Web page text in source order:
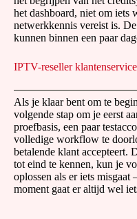
het dashboard, niet om iets
netwerkkennis vereist is.
kunnen binnen een paar
IPTV-reseller
Als je klaar bent om te
volgende stap om je eerst
proefbasis, een paar
volledige workflow te
betalende klant accepteert.
tot eind te kennen, kun je
oplossen als er iets misgaat
moment gaat er altijd wel